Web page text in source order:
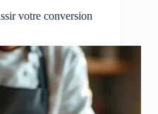
votre conversion